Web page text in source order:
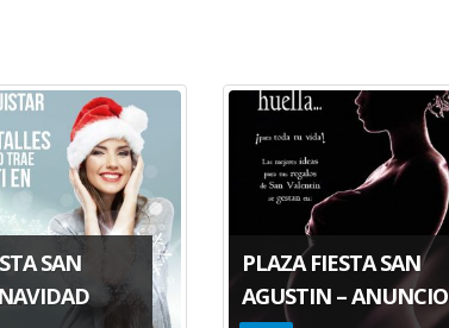
SAN
PLAZA FIESTA SAN
AGUSTIN – ANUNCIO